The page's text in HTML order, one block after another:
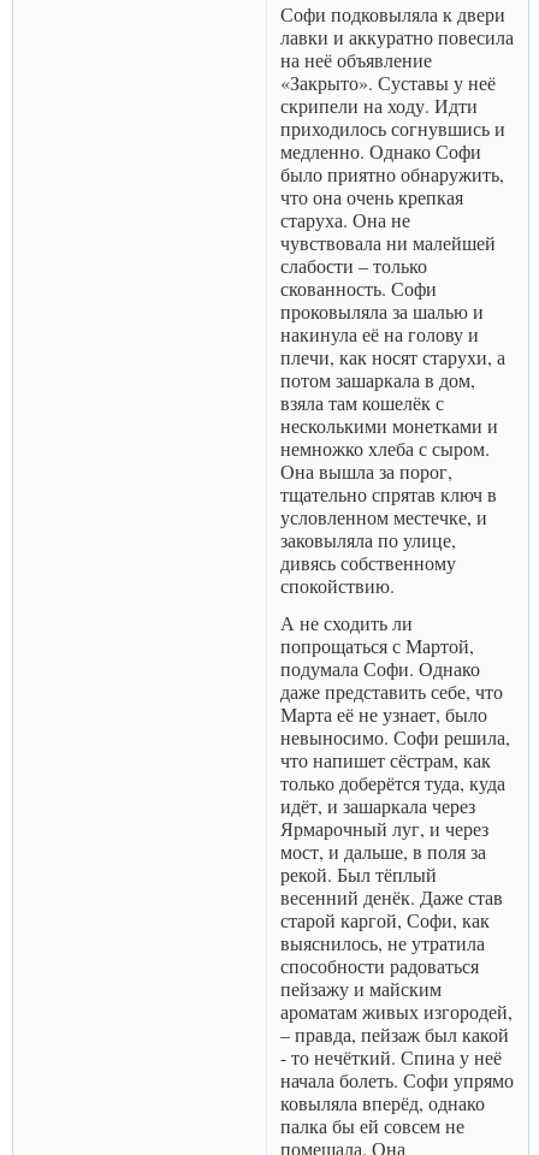
Софи подковыляла к двери
лавки и аккуратно повесила
на неё объявление
«Закрыто». Суставы у неё
скрипели на ходу. Идти
приходилось согнувшись и
медленно. Однако Софи
было приятно обнаружить,
что она очень крепкая
старуха. Она не
чувствовала ни малейшей
слабости – только
скованность. Софи
проковыляла за шалью и
накинула её на голову и
плечи, как носят старухи, а
потом зашаркала в дом,
взяла там кошелёк с
несколькими монетками и
немножко хлеба с сыром.
Она вышла за порог,
тщательно спрятав ключ в
условленном местечке, и
заковыляла по улице,
дивясь собственному
спокойствию.
А не сходить ли
попрощаться с Мартой,
подумала Софи. Однако
даже представить себе, что
Марта её не узнает, было
невыносимо. Софи решила,
что напишет сёстрам, как
только доберётся туда, куда
идёт, и зашаркала через
Ярмарочный луг, и через
мост, и дальше, в поля за
рекой. Был тёплый
весенний денёк. Даже став
старой каргой, Софи, как
выяснилось, не утратила
способности радоваться
пейзажу и майским
ароматам живых изгородей,
– правда, пейзаж был какой
- то нечёткий. Спина у неё
начала болеть. Софи упрямо
ковыляла вперёд, однако
палка бы ей совсем не
помешала. Она